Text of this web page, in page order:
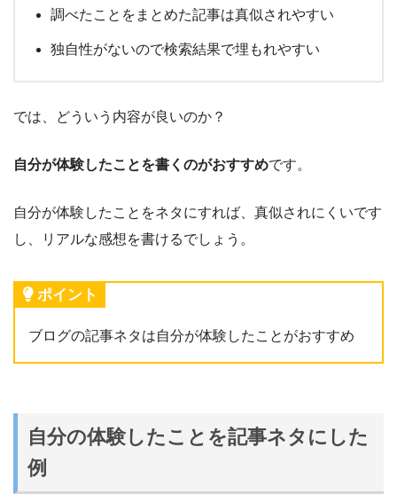
調べたことをまとめた記事は真似されやすい
独自性がないので検索結果で埋もれやすい
では、どういう内容が良いのか？
自分が体験したことを書くのがおすすめです。
自分が体験したことをネタにすれば、真似されにくいです
し、リアルな感想を書けるでしょう。
ポイント
ブログの記事ネタは自分が体験したことがおすすめ
自分の体験したことを記事ネタにした
例